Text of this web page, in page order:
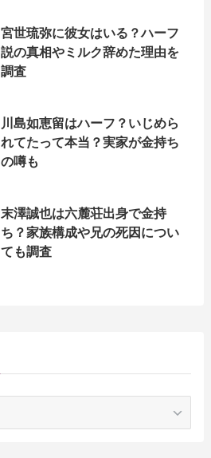
宮世琉弥に彼女はいる？ハーフ
説の真相やミルク辞めた理由を
調査
川島如恵留はハーフ？いじめら
れてたって本当？実家が金持ち
の噂も
末澤誠也は六麓荘出身で金持
ち？家族構成や兄の死因につい
ても調査